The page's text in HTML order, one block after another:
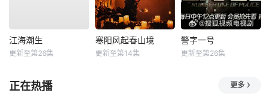
江海潮生
更新至第26集
寒阳风起春山境
更新至第14集
警字一号
更新至第26集
正在热播 更多